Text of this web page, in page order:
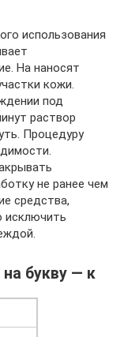
использования
На наносят
кожи.
под
раствор
Процедуру
не ранее чем
средства,
исключить
на букву — к